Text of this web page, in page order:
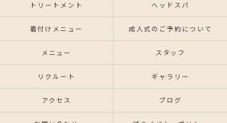
トリートメント ヘッドスパ
着付けメニュー 成人式のご予約について
メニュー スタッフ
リクルート ギャラリー
アクセス ブログ